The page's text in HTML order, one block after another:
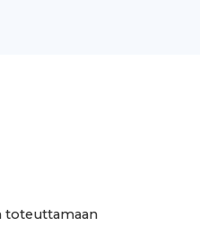
toteuttamaan